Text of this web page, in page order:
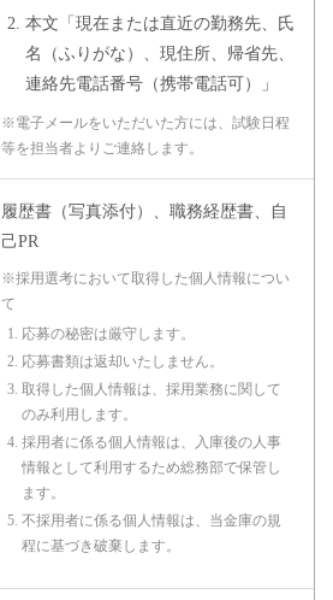
本文「現在または直近の勤務先、氏
名（ふりがな）、現住所、帰省先、
連絡先電話番号（携帯電話可）」
※電子メールをいただいた方には、試験日程
等を担当者よりご連絡します。
履歴書（写真添付）、職務経歴書、自
己PR
※採用選考において取得した個人情報につい
て
応募の秘密は厳守します。
応募書類は返却いたしません。
取得した個人情報は、採用業務に関して
のみ利用します。
採用者に係る個人情報は、入庫後の人事
情報として利用するため総務部で保管し
ます。
不採用者に係る個人情報は、当金庫の規
程に基づき破棄します。